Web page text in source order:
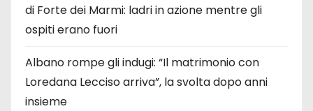
di Forte dei Marmi: ladri in azione mentre gli
ospiti erano fuori
Albano rompe gli indugi: “Il matrimonio con
Loredana Lecciso arriva”, la svolta dopo anni
insieme